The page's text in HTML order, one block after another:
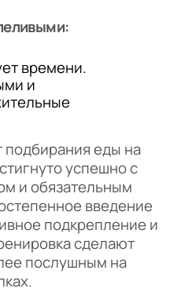
времени.
и
еды на
успешно с
и обязательным
введение
подкрепление и
сделают
послушным на